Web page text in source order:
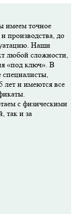
имеем точное
производства, до
Наши
любой сложности,
«под ключ». В
специалисты,
лет и имеются все
с физическими
так и за